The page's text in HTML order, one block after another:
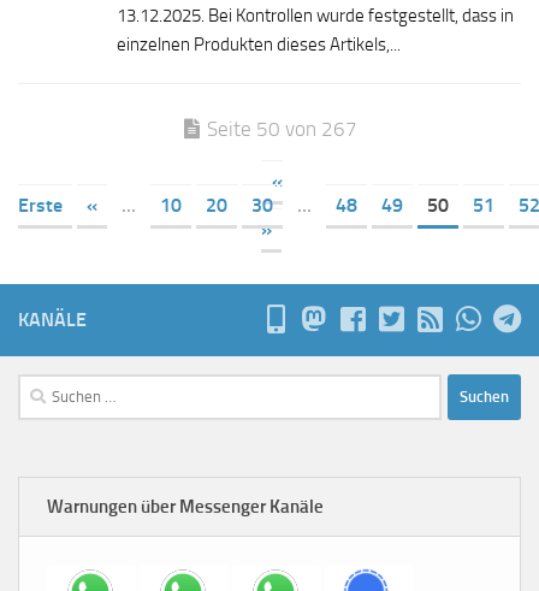
13.12.2025. Bei Kontrollen wurde festgestellt, dass in
einzelnen Produkten dieses Artikels,...
Seite 50 von 267
«
Erste
« ... 10 20 30 ... 48 49 50 51
52
»
KANÄLE
Suchen
nach:
Warnungen über Messenger Kanäle